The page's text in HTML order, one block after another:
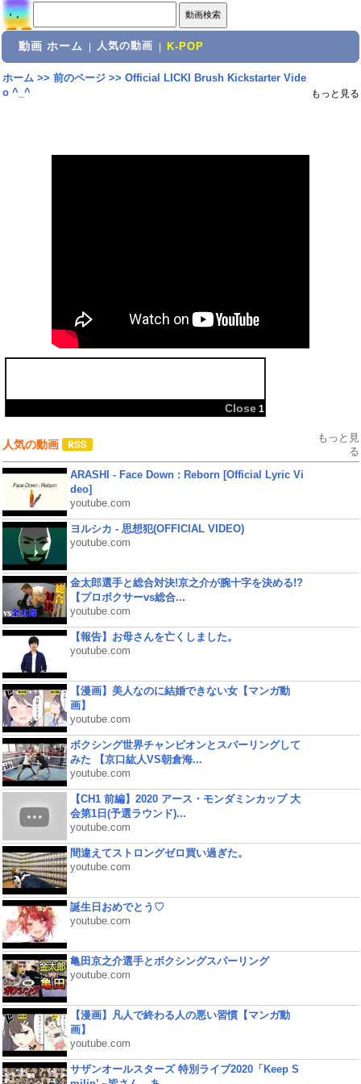
動画 ホーム 人気の動画 K-POP
ホーム>> 前のページ>> Official LICKI Brush Kickstarter Vide
o ^_^
もっと見る
人気の動画
もっと見
る
ARASHI - Face Down : Reborn [Official Lyric Vi
deo]
youtube.com
ヨルシカ - 思想犯(OFFICIAL VIDEO)
youtube.com
金太郎選手と総合対決!京之介が腕十字を決める!?
【プロボクサーvs総合...
youtube.com
【報告】お母さんを亡くしました。
youtube.com
【漫画】美人なのに結婚できない女【マンガ動
画】
youtube.com
ボクシング世界チャンピオンとスパーリングして
みた 【京口紘人VS朝倉海...
youtube.com
【CH1 前編】2020 アース・モンダミンカップ 大
会第1日(予選ラウンド)...
youtube.com
間違えてストロングゼロ買い過ぎた。
youtube.com
誕生日おめでとう♡
youtube.com
亀田京之介選手とボクシングスパーリング
youtube.com
【漫画】凡人で終わる人の悪い習慣【マンガ動
画】
youtube.com
サザンオールスターズ 特別ライブ2020「Keep S